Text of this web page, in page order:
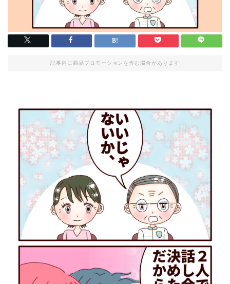
記事内に商品プロモーションを含む場合があります